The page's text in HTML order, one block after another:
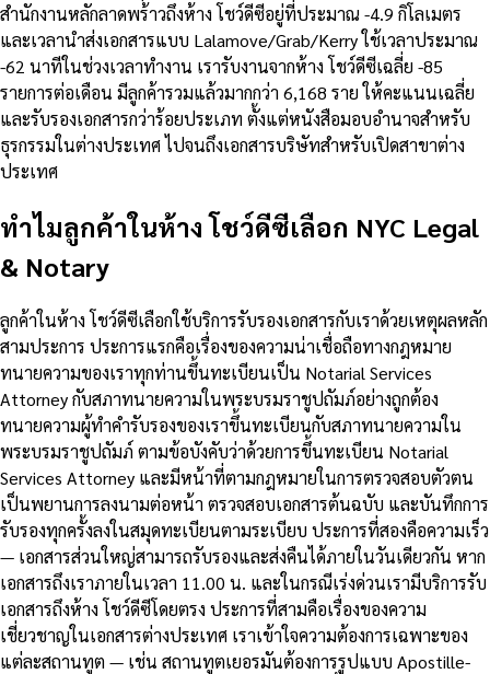
สำนักงานหลักลาดพร้าวถึงห้าง โชว์ดีซีอยู่ที่ประมาณ -4.9 กิโลเมตร
และเวลานำส่งเอกสารแบบ Lalamove/Grab/Kerry ใช้เวลาประมาณ
-62 นาทีในช่วงเวลาทำงาน เรารับงานจากห้าง โชว์ดีซีเฉลี่ย -85
รายการต่อเดือน มีลูกค้ารวมแล้วมากกว่า 6,168 ราย ให้คะแนนเฉลี่ย
และรับรองเอกสารกว่าร้อยประเภท ตั้งแต่หนังสือมอบอำนาจสำหรับ
ธุรกรรมในต่างประเทศ ไปจนถึงเอกสารบริษัทสำหรับเปิดสาขาต่าง
ประเทศ
ทำไมลูกค้าในห้าง โชว์ดีซีเลือก NYC Legal
& Notary
ลูกค้าในห้าง โชว์ดีซีเลือกใช้บริการรับรองเอกสารกับเราด้วยเหตุผลหลัก
สามประการ ประการแรกคือเรื่องของความน่าเชื่อถือทางกฎหมาย
ทนายความของเราทุกท่านขึ้นทะเบียนเป็น Notarial Services
Attorney กับสภาทนายความในพระบรมราชูปถัมภ์อย่างถูกต้อง
ทนายความผู้ทำคำรับรองของเราขึ้นทะเบียนกับสภาทนายความใน
พระบรมราชูปถัมภ์ ตามข้อบังคับว่าด้วยการขึ้นทะเบียน Notarial
Services Attorney และมีหน้าที่ตามกฎหมายในการตรวจสอบตัวตน
เป็นพยานการลงนามต่อหน้า ตรวจสอบเอกสารต้นฉบับ และบันทึกการ
รับรองทุกครั้งลงในสมุดทะเบียนตามระเบียบ ประการที่สองคือความเร็ว
— เอกสารส่วนใหญ่สามารถรับรองและส่งคืนได้ภายในวันเดียวกัน หาก
เอกสารถึงเราภายในเวลา 11.00 น. และในกรณีเร่งด่วนเรามีบริการรับ
เอกสารถึงห้าง โชว์ดีซีโดยตรง ประการที่สามคือเรื่องของความ
เชี่ยวชาญในเอกสารต่างประเทศ เราเข้าใจความต้องการเฉพาะของ
แต่ละสถานทูต — เช่น สถานทูตเยอรมันต้องการรูปแบบ Apostille-